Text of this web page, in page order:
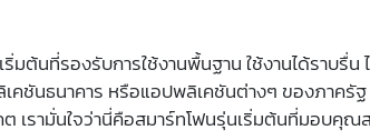
มต้นที่รองรับการใช้งานพื้นฐาน ใช้งานได้ราบรื่น
ชันธนาคาร หรือแอปพลิเคชันต่างๆ ของภาครัฐ
เรามั่นใจว่านี่คือสมาร์ทโฟนรุ่นเริ่มต้นที่มอบคุ